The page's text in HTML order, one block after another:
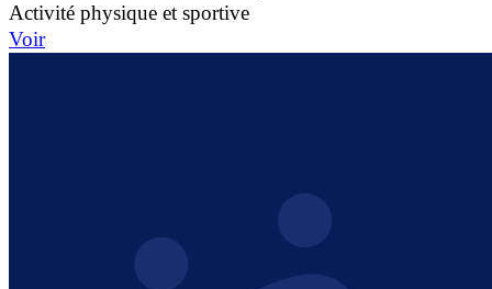
Activité physique et sportive
Voir